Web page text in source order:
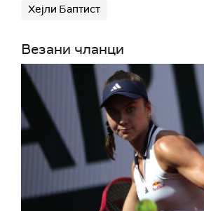
Хејли Баптист
Везани чланци